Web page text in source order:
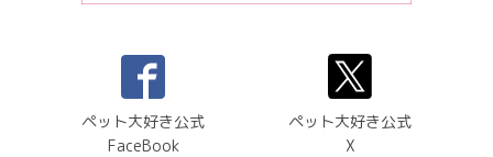
ペット大好き公式
FaceBook
ペット大好き公式
X